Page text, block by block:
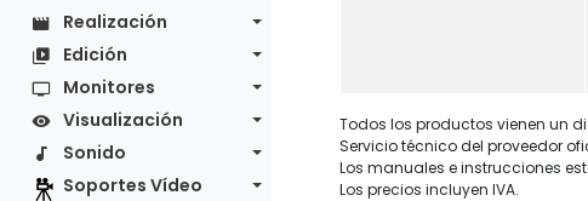
Realización
Edición
Monitores
Visualización
Sonido
Soportes Vídeo
Todos los productos vienen un
Servicio técnico del proveedor
Los manuales e instrucciones
Los precios incluyen IVA.